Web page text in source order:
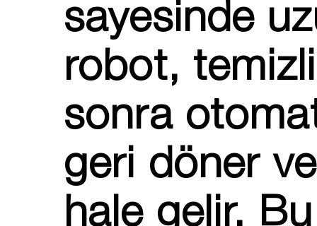
sayesinde
robot,
sonra
geri döner
hale gelir.